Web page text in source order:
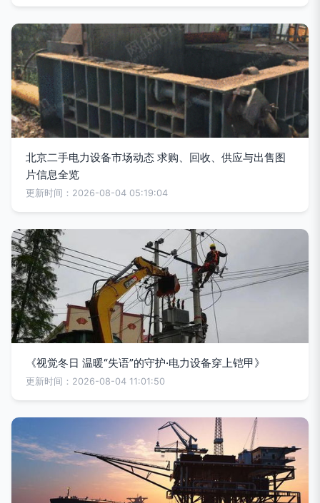
北京二手电力设备市场动态 求购、回收、供应与出售图
片信息全览
更新时间：2026-08-04 05:19:04
《视觉冬日 温暖“失语”的守护·电力设备穿上铠甲》
更新时间：2026-08-04 11:01:50